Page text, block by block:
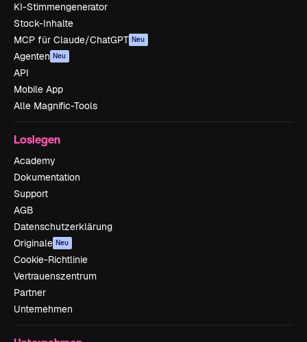
KI-Stimmengenerator
Stock-Inhalte
MCP für Claude/ChatGPT Neu
Agenten Neu
API
Mobile App
Alle Magnific-Tools
Loslegen
Academy
Dokumentation
Support
AGB
Datenschutzerklärung
Originale Neu
Cookie-Richtlinie
Vertrauenszentrum
Partner
Unternehmen